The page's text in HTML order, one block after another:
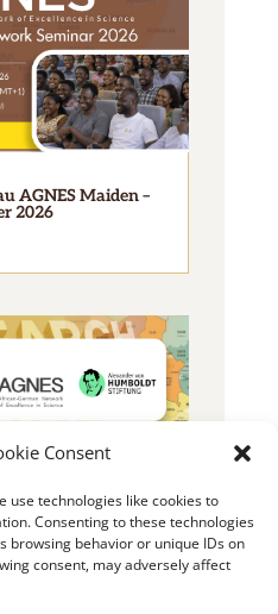
Consent
use technologies like cookies to
Consenting to these technologies
browsing behavior or unique IDs on
consent, may adversely affect
AGNES Maiden –
2026
pour jeunes